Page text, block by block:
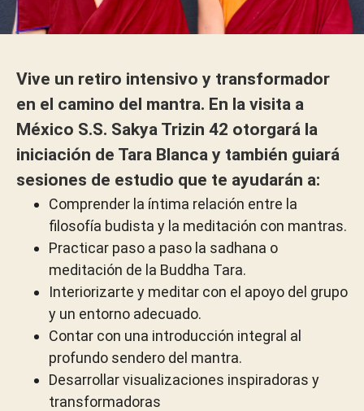
Vive un retiro intensivo y transformador
en el camino del mantra. En la visita a
México S.S. Sakya Trizin 42 otorgará la
iniciación de Tara Blanca y también guiará
sesiones de estudio que te ayudarán a:
Comprender la íntima relación entre la
filosofía budista y la meditación con mantras.
Practicar paso a paso la sadhana o
meditación de la Buddha Tara.
Interiorizarte y meditar con el apoyo del grupo
y un entorno adecuado.
Contar con una introducción integral al
profundo sendero del mantra.
Desarrollar visualizaciones inspiradoras y
transformadoras